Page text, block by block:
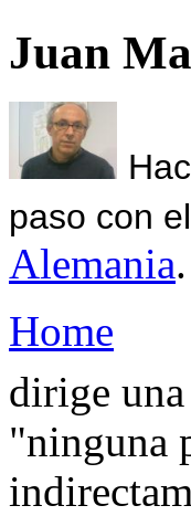
Juan
paso con
Alemania.
Home
dirige
"ninguna